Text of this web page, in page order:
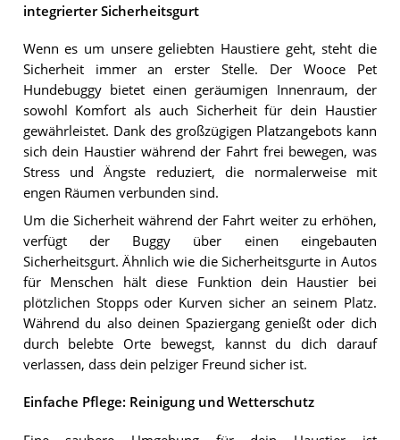
integrierter Sicherheitsgurt
Wenn es um unsere geliebten Haustiere geht, steht die
Sicherheit immer an erster Stelle. Der Wooce Pet
Hundebuggy bietet einen geräumigen Innenraum, der
sowohl Komfort als auch Sicherheit für dein Haustier
gewährleistet. Dank des großzügigen Platzangebots kann
sich dein Haustier während der Fahrt frei bewegen, was
Stress und Ängste reduziert, die normalerweise mit
engen Räumen verbunden sind.
Um die Sicherheit während der Fahrt weiter zu erhöhen,
verfügt der Buggy über einen eingebauten
Sicherheitsgurt. Ähnlich wie die Sicherheitsgurte in Autos
für Menschen hält diese Funktion dein Haustier bei
plötzlichen Stopps oder Kurven sicher an seinem Platz.
Während du also deinen Spaziergang genießt oder dich
durch belebte Orte bewegst, kannst du dich darauf
verlassen, dass dein pelziger Freund sicher ist.
Einfache Pflege: Reinigung und Wetterschutz